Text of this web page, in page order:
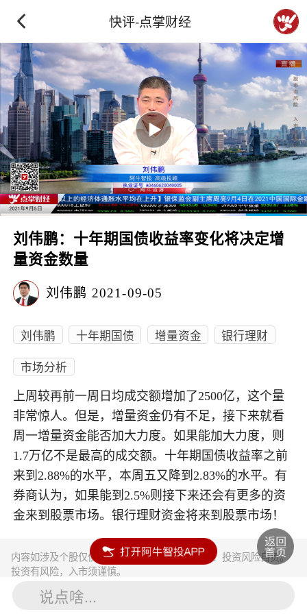
快评-点掌财经
刘伟鹏：十年期国债收益率变化将决定增
量资金数量
刘伟鹏 2021-09-05
刘伟鹏 十年期国债 增量资金
银行理财
市场分析
上周较再前一周日均成交额增加了2500亿，这个量
非常惊人。但是，增量资金仍有不足，接下来就看
周一增量资金能否加大力度。如果能加大力度，则
1.7万亿不是最高的成交额。十年期国债收益率之前
来到2.88%的水平，本周五又降到2.83%的水平。有
券商认为，如果能到2.5%则接下来还会有更多的资
金来到股票市场。银行理财资金将来到股票市场！
内容如涉及个股仅供参考，不构成任何投资建议！投资风险自负。
投资有风险，入市须谨慎。
说点啥...